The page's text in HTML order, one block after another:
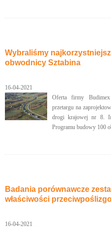
Wybraliśmy
obwodnicy Sztabina
16-04-2021
Oferta firmy
przetargu na
drogi krajowej nr 8.
Programu budowy 100
Badania porównawcze
właściwości
16-04-2021